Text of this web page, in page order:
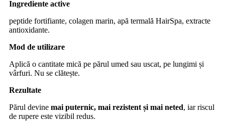
Ingrediente active
peptide fortifiante, colagen marin, apă termală HairSpa, extracte
antioxidante.
Mod de utilizare
Aplică o cantitate mică pe părul umed sau uscat, pe lungimi și
vârfuri. Nu se clătește.
Rezultate
Părul devine mai puternic, mai rezistent și mai neted, iar riscul
de rupere este vizibil redus.